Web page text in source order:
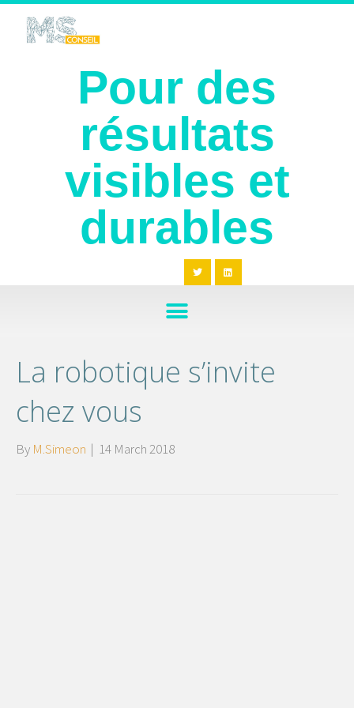
Pour des
résultats
visibles et
durables
La robotique s’invite
chez vous
By M.Simeon | 14 March 2018